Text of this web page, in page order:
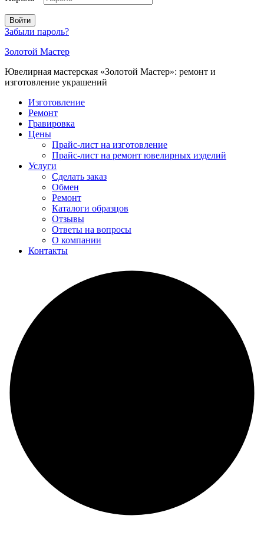
Войти
Забыли пароль?
Золотой Мастер
Ювелирная мастерская «Золотой Мастер»: ремонт и
изготовление украшений
Изготовление
Ремонт
Гравировка
Цены
Прайс-лист на изготовление
Прайс-лист на ремонт ювелирных изделий
Услуги
Сделать заказ
Обмен
Ремонт
Каталоги образцов
Отзывы
Ответы на вопросы
О компании
Контакты